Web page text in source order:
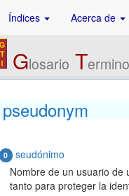
Índices Acerca de
Glosario T
pseudonym
0 seudónimo
Nombre de un usuario de
tanto para proteger la